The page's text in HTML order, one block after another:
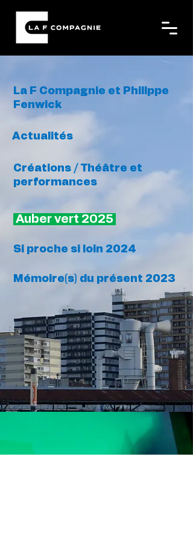
La F Compagnie et Philippe
Fenwick
Actualités
Créations / Théâtre et
performances
Auber vert 2025
Si proche si loin 2024
Mémoire(s) du présent 2023